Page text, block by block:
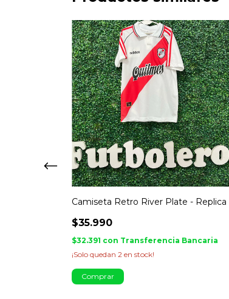
Camiseta Retro River Plate - Replica
$35.990
$32.391 con Transferencia Bancaria
¡Solo quedan 2 en stock!
Comprar